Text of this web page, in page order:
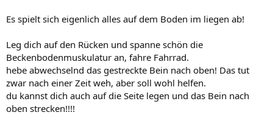
Es spielt sich eigenlich alles auf dem Boden im liegen ab!
Leg dich auf den Rücken und spanne schön die
Beckenbodenmuskulatur an, fahre Fahrrad.
hebe abwechselnd das gestreckte Bein nach oben! Das tut
zwar nach einer Zeit weh, aber soll wohl helfen.
du kannst dich auch auf die Seite legen und das Bein nach
oben strecken!!!!